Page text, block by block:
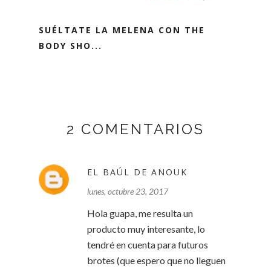
SUÉLTATE LA MELENA CON THE
BODY SHO...
2 COMENTARIOS
EL BAÚL DE ANOUK
lunes, octubre 23, 2017
Hola guapa, me resulta un
producto muy interesante, lo
tendré en cuenta para futuros
brotes (que espero que no lleguen